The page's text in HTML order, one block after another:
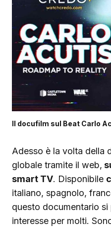
Il docufilm sul Beat Carlo
Adesso è la volta della
globale tramite il web,
smart TV. Disponibile
italiano, spagnolo,
questo documentario
interesse per molti.